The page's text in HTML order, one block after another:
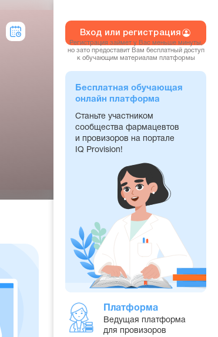
Вход или регистрация
Регистрация займет у Вас меньше минуты,
но зато предоставит Вам бесплатный доступ
к обучающим материалам платформы
Бесплатная обучающая
онлайн платформа
Станьте участником
сообщества фармацевтов
и провизоров на портале
IQ Provision!
Платформа
Ведущая платформа
для провизоров